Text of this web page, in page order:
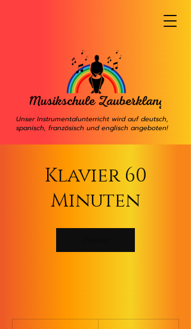
Unser Instrumentalunterricht wird auf deutsch,
spanisch, französisch und englisch angeboten!
Klavier 60
Minuten